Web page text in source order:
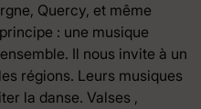
Quercy, et même
: une musique
Il nous invite à un
régions. Leurs musiques
la danse. Valses ,